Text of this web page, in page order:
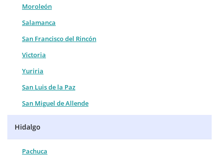
Moroleón
Salamanca
San Francisco del Rincón
Victoria
Yuriria
San Luis de la Paz
San Miguel de Allende
Hidalgo
Pachuca